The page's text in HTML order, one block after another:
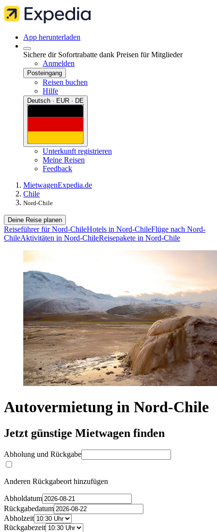
App herunterladen
Sichere dir Sofortrabatte dank Preisen für Mitglieder
Anmelden
Posteingang
Reisen buchen
Hilfe
Deutsch · EUR · DE
Unterkunft registrieren
Meine Reisen
Feedback
MietwagenExpedia.de
Chile
Nord-Chile
Deine Reise planen
Reiseführer für Nord-ChileHotels in Nord-ChileFlüge nach Nord-
ChileAktivitäten in Nord-ChileReisepakete in Nord-Chile
Autovermietung in Nord-Chile
Jetzt günstige Mietwagen finden
Abholung und Rückgabe
Anderen Rückgabeort hinzufügen
Abholdatum
Rückgabedatum
Abholzeit
Rückgabezeit